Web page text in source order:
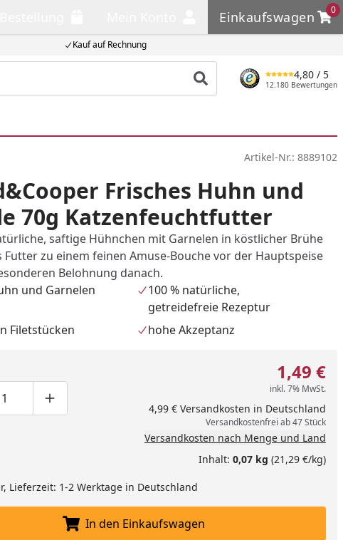
Kauf auf Rechnung
Einkaufswagen
0
Einkaufswagen
Produkt suchen
4,80 / 5
12.180 Bewertungen
Artikel-Nr.: 8889102
Frisches Huhn und
70g Katzenfeuchtfutter
saftige Hühnchen mit Garnelen in köstlicher Brühe
Futter zu einem feinen Amuse-Bouche vor der Hauptspeise
Belohnung danach.
und Garnelen
100 % natürliche,
getreidefreie Rezeptur
Filetstücken
hohe Akzeptanz
um eins verringern
Produktmenge manuell eingeben
Produktmenge um eins erhöhen
1,49 €
inkl. 7% MwSt.
4,99 € Versandkosten in Deutschland
Versandkostenfrei ab 47 Stück
Versandkosten nach Menge und Land
Inhalt: 0,07 kg (21,29 €/kg)
Lieferzeit: 1-2 Werktage in Deutschland
In den Einkaufswagen legen
In den Einkaufswagen